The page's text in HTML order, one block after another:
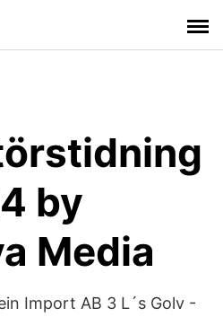
by
Media
Import AB 3 L´s Golv -